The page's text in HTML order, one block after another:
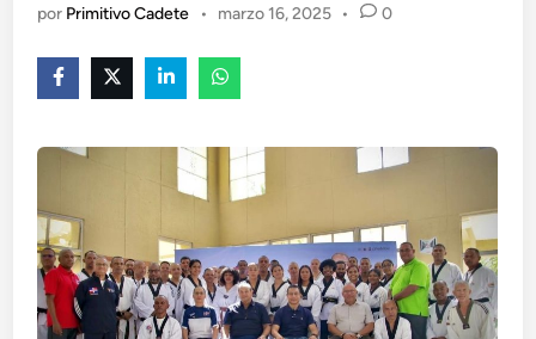
por Primitivo Cadete • marzo 16, 2025 • 0